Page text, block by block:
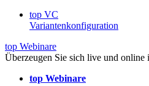
top VC
Variantenkonfiguration
top Webinare
Überzeugen Sie sich live und online
top Webinare